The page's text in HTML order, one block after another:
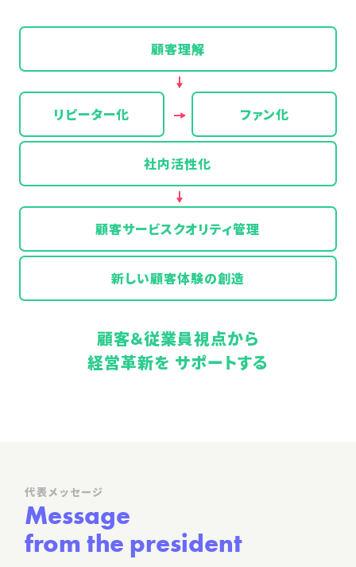
顧客理解
リピーター化 ファン化
社内活性化
顧客サービスクオリティ管理
新しい顧客体験の創造
顧客＆従業員視点から
経営革新を サポートする
代表メッセージ
Message
from the president